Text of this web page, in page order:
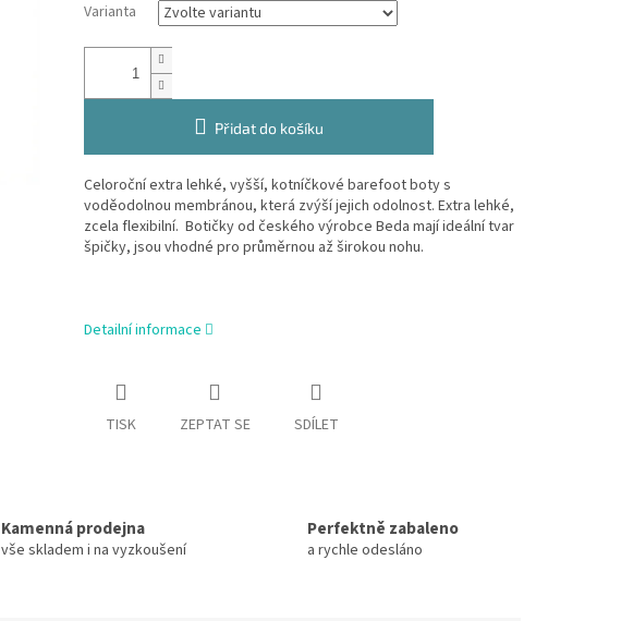
Varianta
Přidat do košíku
Celoroční extra lehké, vyšší, kotníčkové barefoot boty s
voděodolnou membránou, která zvýší jejich odolnost. Extra lehké,
zcela flexibilní. Botičky od českého výrobce Beda mají ideální tvar
špičky, jsou vhodné pro průměrnou až širokou nohu.
Detailní informace
TISK ZEPTAT SE SDÍLET
Kamenná prodejna
vše skladem i na vyzkoušení
Perfektně zabaleno
a rychle odesláno